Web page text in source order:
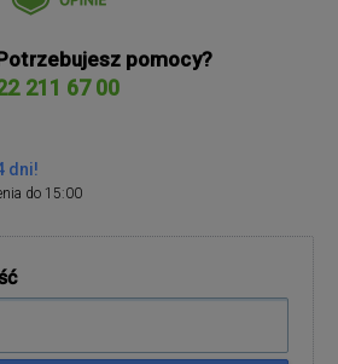
pomocy?
211 67 00
dni!
do 15:00